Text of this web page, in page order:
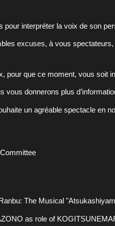
interpréter la voix de son
excuses, à vous
pour que ce moment, vous soit
vous donnerons plus
un agréable spectacle en
The Musical
as role of